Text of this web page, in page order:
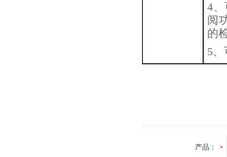
4、
阅
的
5、
产品：